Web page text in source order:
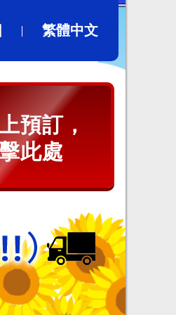
繁體中文
預訂，
此處